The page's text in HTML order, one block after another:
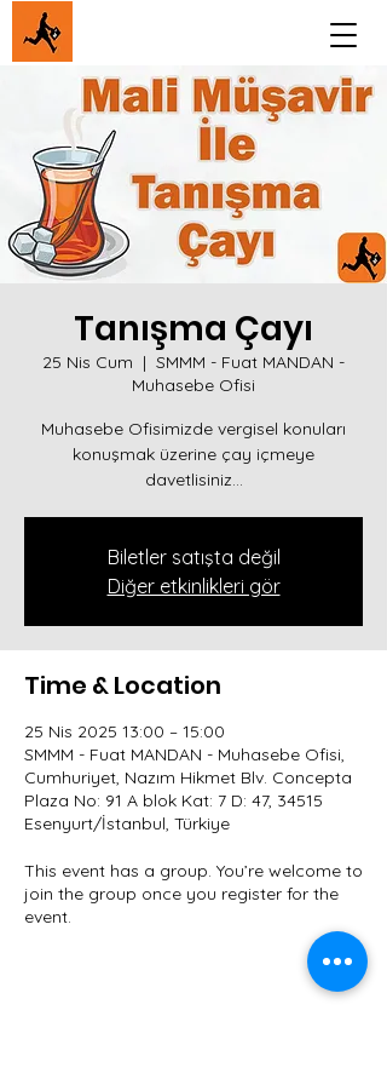
Tanışma Çayı
25 Nis Cum
  |
SMMM - Fuat MANDAN -
Muhasebe Ofisi
Muhasebe Ofisimizde vergisel konuları
konuşmak üzerine çay içmeye
davetlisiniz...
Biletler satışta değil
Diğer etkinlikleri gör
Time & Location
25 Nis 2025 13:00 – 15:00
SMMM - Fuat MANDAN - Muhasebe Ofisi,
Cumhuriyet, Nazım Hikmet Blv. Concepta
Plaza No: 91 A blok Kat: 7 D: 47, 34515
Esenyurt/İstanbul, Türkiye
This event has a group. You’re welcome to
join the group once you register for the
event.